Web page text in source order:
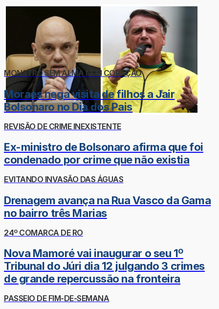
MONSTRO SEM ALMA NEM CORAÇÃO
Moraes nega visita de filhos a Jair
Bolsonaro no Dia dos Pais
REVISÃO DE CRIME INEXISTENTE
Ex-ministro de Bolsonaro afirma que foi
condenado por crime que não existia
EVITANDO INVASÃO DAS ÁGUAS
Drenagem avança na Rua Vasco da Gama
no bairro três Marias
24º COMARCA DE RO
Nova Mamoré vai inaugurar o seu 1º
Tribunal do Júri dia 12 julgando 3 crimes
de grande repercussão na fronteira
PASSEIO DE FIM-DE-SEMANA